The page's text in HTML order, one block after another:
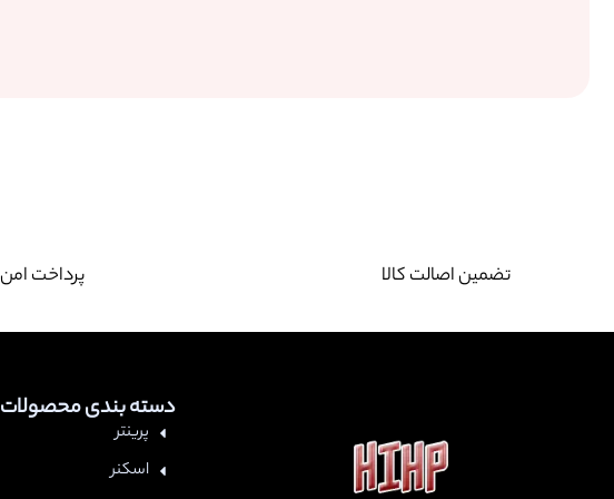
تضمین اصالت کالا پرداخت امن
دسته بندی محصولات
پرینتر
اسکنر